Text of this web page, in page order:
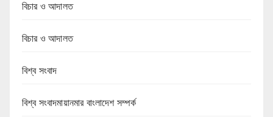
বিচার ও আদালত
বিচার ও আদালত
বিশ্ব সংবাদ
বিশ্ব সংবাদমায়ানমার বাংলাদেশ সম্পর্ক